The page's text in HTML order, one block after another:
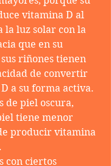
vitamina D al
la luz solar con la
que en su
riñones tienen
de convertir
a su forma activa.
de piel oscura,
tiene menor
producir vitamina
con ciertos